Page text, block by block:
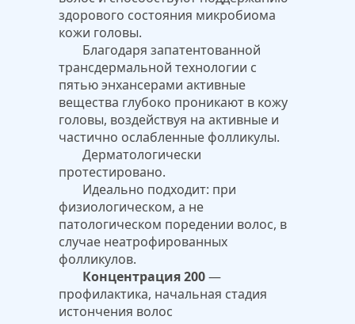
здорового состояния микробиома
кожи головы.
Благодаря запатентованной
трансдермальной технологии с
пятью энхансерами активные
вещества глубоко проникают в кожу
головы, воздействуя на активные и
частично ослабленные фолликулы.
Дерматологически
протестировано.
Идеально подходит: при
физиологическом, а не
патологическом поредении волос, в
случае неатрофированных
фолликулов.
Концентрация 200—
профилактика, начальная стадия
истончения волос